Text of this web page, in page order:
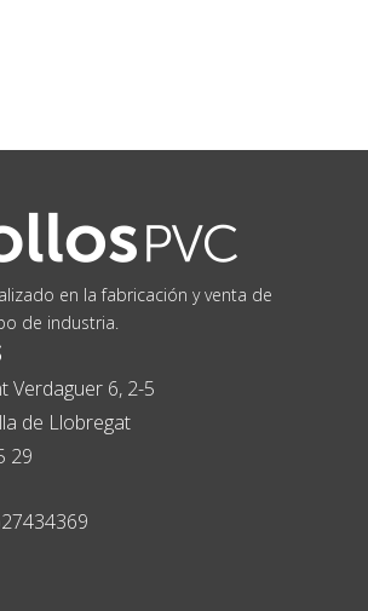
en la fabricación y venta de
de industria.
Verdaguer 6, 2-5
de Llobregat
29